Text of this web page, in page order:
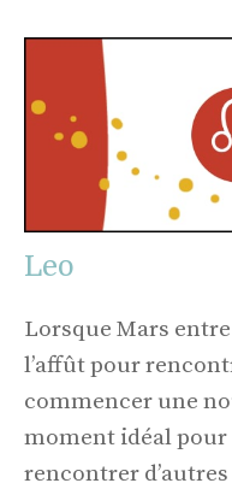
Leo
Lorsque Mars
l’affût pour
commencer une
moment idéal
rencontrer